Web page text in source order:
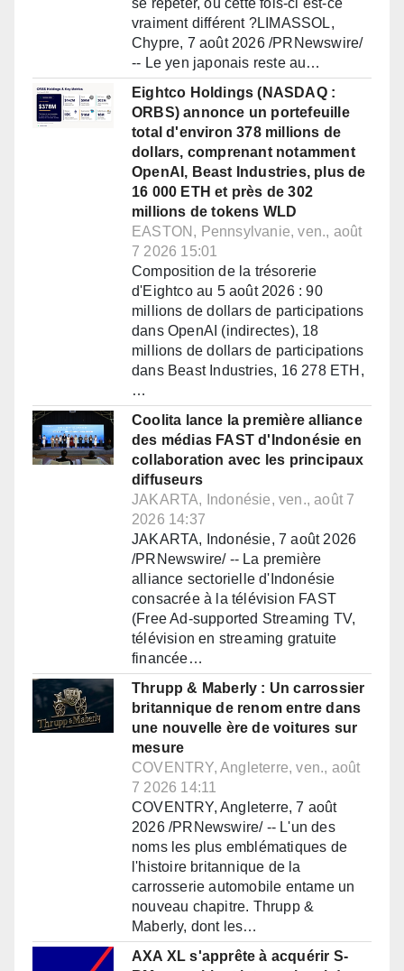
vraiment différent ?LIMASSOL,
Chypre, 7 août 2026 /PRNewswire/
-- Le yen japonais reste au…
Eightco Holdings (NASDAQ :
ORBS) annonce un portefeuille
total d'environ 378 millions de
dollars, comprenant notamment
OpenAI, Beast Industries, plus de
16 000 ETH et près de 302
millions de tokens WLD
EASTON, Pennsylvanie, ven., août
7 2026 15:01
Composition de la trésorerie
d'Eightco au 5 août 2026 : 90
millions de dollars de participations
dans OpenAI (indirectes), 18
millions de dollars de participations
dans Beast Industries, 16 278 ETH,
…
Coolita lance la première alliance
des médias FAST d'Indonésie en
collaboration avec les principaux
diffuseurs
JAKARTA, Indonésie, ven., août 7
2026 14:37
JAKARTA, Indonésie, 7 août 2026
/PRNewswire/ -- La première
alliance sectorielle d'Indonésie
consacrée à la télévision FAST
(Free Ad-supported Streaming TV,
télévision en streaming gratuite
financée…
Thrupp & Maberly : Un carrossier
britannique de renom entre dans
une nouvelle ère de voitures sur
mesure
COVENTRY, Angleterre, ven., août
7 2026 14:11
COVENTRY, Angleterre, 7 août
2026 /PRNewswire/ -- L'un des
noms les plus emblématiques de
l'histoire britannique de la
carrosserie automobile entame un
nouveau chapitre. Thrupp &
Maberly, dont les…
AXA XL s'apprête à acquérir S-